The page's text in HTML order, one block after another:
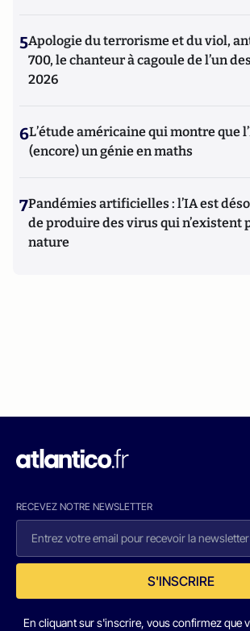
5Apologie du terrorisme et du viol,
700, le chanteur à cagoule de l’un
2026
6L’étude américaine qui montre que
(encore) un génie en maths
7Pandémies artificielles : l’IA est
de produire des virus qui n’existent
nature
RECEVEZ NOTRE NEWSLETTER
S'INSCRIRE
En cliquant sur s'inscrire, vous confirmez que